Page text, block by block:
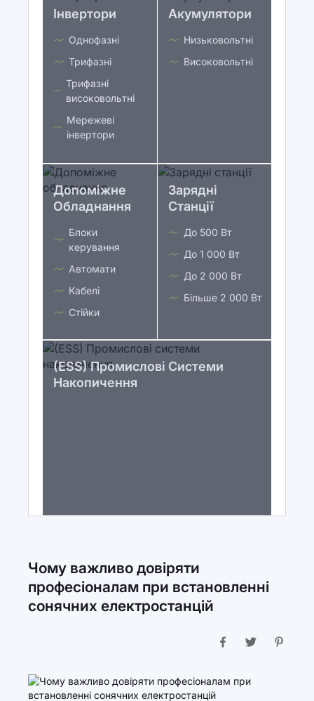
Інвертори
Однофазні
Трифазні
Трифазні
високовольтні
Мережеві
інвертори
Акумулятори
Низьковольтні
Високовольтні
Допоміжне
Обладнання
Блоки
керування
Автомати
Кабелі
Стійки
Зарядні
Станції
До 500 Вт
До 1 000 Вт
До 2 000 Вт
Більше 2 000 Вт
(ESS) Промислові Системи
Накопичення
Чому важливо довіряти
професіоналам при встановленні
сонячних електростанцій